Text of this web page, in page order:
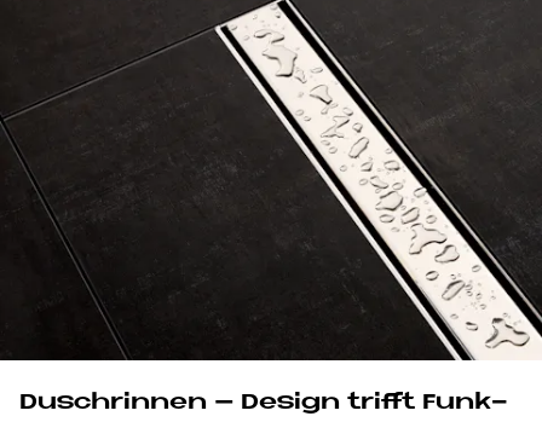
Dusch­rin­nen – De­sign trif­ft Funk­